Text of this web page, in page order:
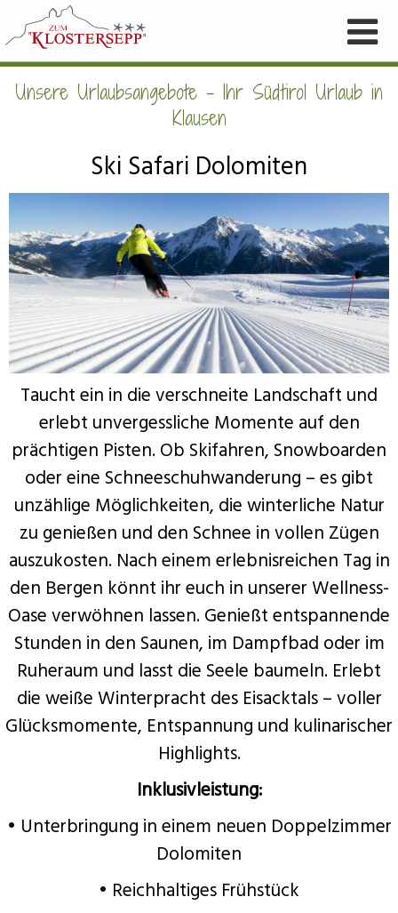
Unsere Urlaubsangebote - Ihr Südtirol Urlaub in
Klausen
Ski Safari Dolomiten
Taucht ein in die verschneite Landschaft und
erlebt unvergessliche Momente auf den
prächtigen Pisten. Ob Skifahren, Snowboarden
oder eine Schneeschuhwanderung – es gibt
unzählige Möglichkeiten, die winterliche Natur
zu genießen und den Schnee in vollen Zügen
auszukosten. Nach einem erlebnisreichen Tag in
den Bergen könnt ihr euch in unserer Wellness-
Oase verwöhnen lassen. Genießt entspannende
Stunden in den Saunen, im Dampfbad oder im
Ruheraum und lasst die Seele baumeln. Erlebt
die weiße Winterpracht des Eisacktals – voller
Glücksmomente, Entspannung und kulinarischer
Highlights.
Inklusivleistung:
• Unterbringung in einem neuen Doppelzimmer
Dolomiten
• Reichhaltiges Frühstück